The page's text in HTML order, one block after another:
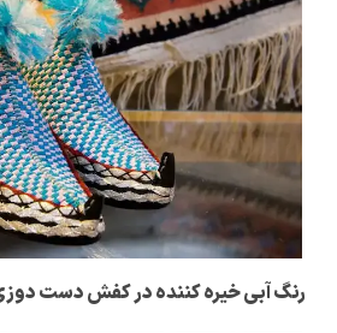
رنگ آبی خیره کننده در کفش دست